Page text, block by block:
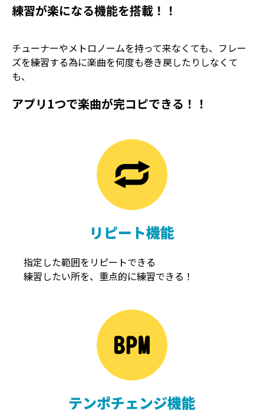
練習が楽になる機能を搭載！！
チューナーやメトロノームを持って来なくても、フレー
ズを練習する為に楽曲を何度も巻き戻したりしなくて
も、
アプリ1つで楽曲が完コピできる！！
リピート機能
指定した範囲をリピートできる
練習したい所を、重点的に練習できる！
テンポチェンジ機能